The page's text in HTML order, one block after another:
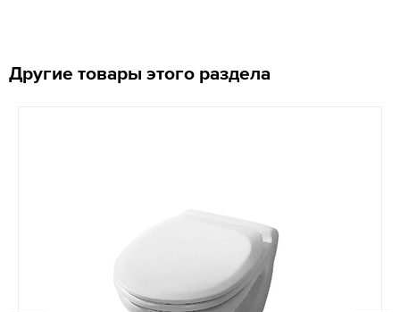
Другие товары этого раздела